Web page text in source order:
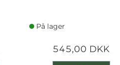
På lager
545,00 DKK